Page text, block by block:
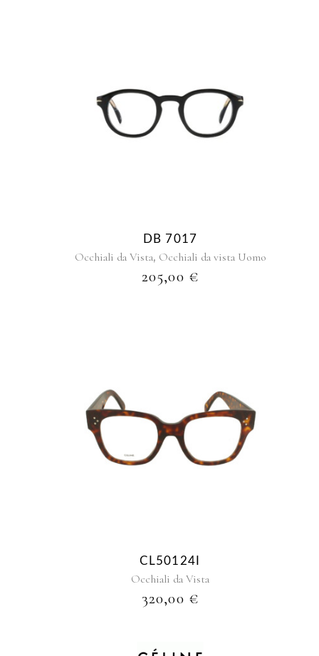
DB 7017
Occhiali da Vista, Occhiali da vista Uomo
205,00 €
CL50124I
Occhiali da Vista
320,00 €